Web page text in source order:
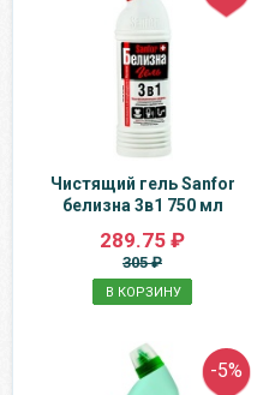
Чистящий гель Sanfor
белизна 3в1 750 мл
289.75 ₽
305 ₽
В КОРЗИНУ
-5%